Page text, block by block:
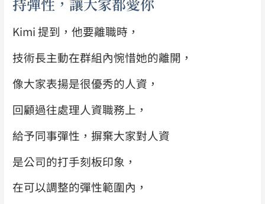
Kimi 提到，他要離職時，
技術長主動在群組內惋惜她的離開，
像大家表揚是很優秀的人資，
回顧過往處理人資職務上，
給予同事彈性，摒棄大家對人資
是公司的打手刻板印象，
在可以調整的彈性範圍內，